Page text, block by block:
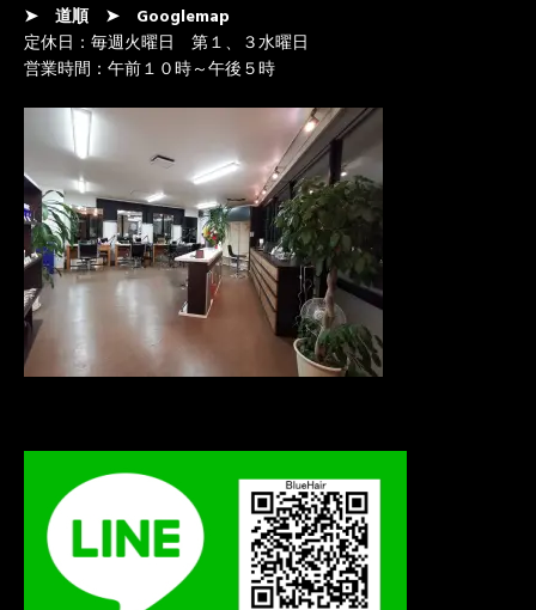
➤ 道順
➤ Googlemap
定休日：毎週火曜日 第１、３水曜日
営業時間：午前１０時～午後５時